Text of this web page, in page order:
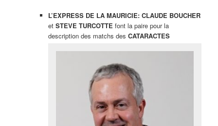
L’EXPRESS DE LA MAURICIE: CLAUDE BOUCHER
etSTEVE TURCOTTE font la paire pour la
description des matchs desCATARACTES